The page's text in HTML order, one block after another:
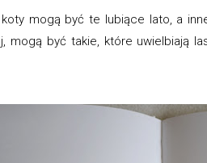
mogą być te lubiące lato, a
mogą być takie, które uwielbiają